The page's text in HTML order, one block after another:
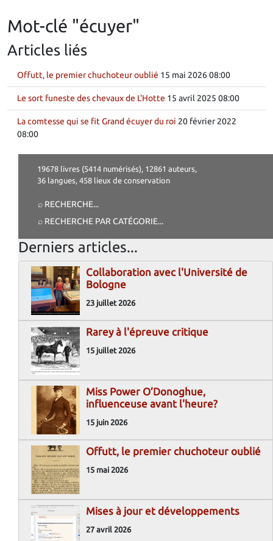
Mot-clé "écuyer"
Articles liés
Offutt, le premier chuchoteur oublié 15 mai 2026 08:00
Le sort funeste des chevaux de L'Hotte 15 avril 2025 08:00
La comtesse qui se fit Grand écuyer du roi 20 février 2022
08:00
19678 livres (5414 numérisés), 12861 auteurs,
36 langues, 458 lieux de conservation
⌕ RECHERCHE...
⌕ RECHERCHE PAR CATÉGORIE...
Derniers articles...
Collaboration avec l'Université de
Bologne
23 juillet 2026
Rarey à l'épreuve critique
15 juillet 2026
Miss Power O’Donoghue,
influenceuse avant l'heure?
15 juin 2026
Offutt, le premier chuchoteur oublié
15 mai 2026
Mises à jour et développements
27 avril 2026